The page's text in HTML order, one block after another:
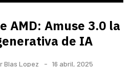
AMD: Amuse 3.0 la
de IA
Blas Lopez 16 abril, 2025